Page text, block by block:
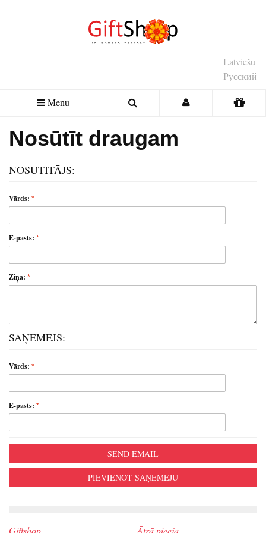
Latviešu
Русский
Menu
Nosūtīt draugam
NOSŪTĪTĀJS:
Vārds:
E-pasts:
Ziņa:
SAŅĒMĒJS:
Vārds:
E-pasts:
SEND EMAIL
PIEVIENOT SAŅĒMĒJU
Giftshop Ātrā pieeja